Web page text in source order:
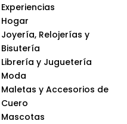
Experiencias
Hogar
Joyería, Relojerías y
Bisutería
Librería y Juguetería
Moda
Maletas y Accesorios de
Cuero
Mascotas